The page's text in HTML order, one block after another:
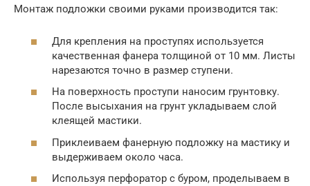
Монтаж подложки своими руками производится так:
Для крепления на проступях используется
качественная фанера толщиной от 10 мм. Листы
нарезаются точно в размер ступени.
На поверхность проступи наносим грунтовку.
После высыхания на грунт укладываем слой
клеящей мастики.
Приклеиваем фанерную подложку на мастику и
выдерживаем около часа.
Используя перфоратор с буром, проделываем в